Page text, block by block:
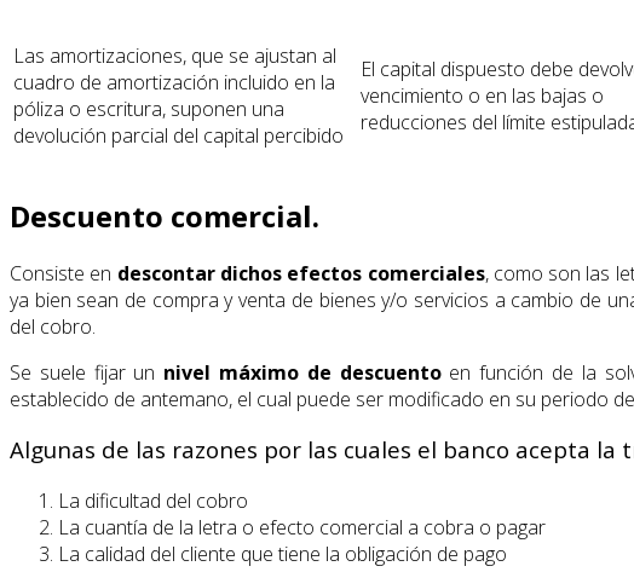
Las amortizaciones, que se ajustan al
cuadro de amortización incluido en la
póliza o escritura, suponen una
devolución parcial del capital percibido
El capital dispuesto debe
vencimiento o en las bajas o
reducciones del límite
Descuento comercial.
Consiste en descontar dichos efectos comerciales, como son las
ya bien sean de compra y venta de bienes y/o servicios a cambio de
del cobro.
Se suele fijar un nivel máximo de descuentoen función de la
establecido de antemano, el cual puede ser modificado en su periodo
Algunas de las razones por las cuales el banco acepta
La dificultad del cobro
La cuantía de la letra o efecto comercial a cobra o pagar
La calidad del cliente que tiene la obligación de pago